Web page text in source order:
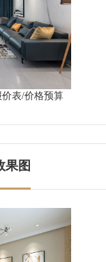
价表/价格预算
果图